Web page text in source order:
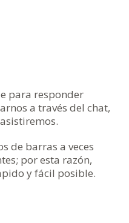
para responder
a través del chat,
de barras a veces
por esta razón,
y fácil posible.